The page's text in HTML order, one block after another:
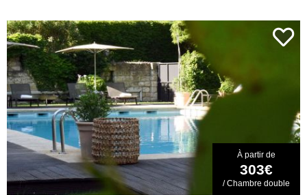
À partir de
303€
/ Chambre double